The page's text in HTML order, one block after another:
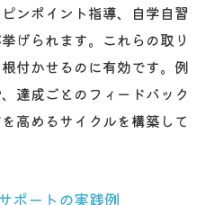
ンポイント指導、自学自習
げられます。これらの取り
付かせるのに有効です。例
達成ごとのフィードバック
高めるサイクルを構築して
ポートの実践例